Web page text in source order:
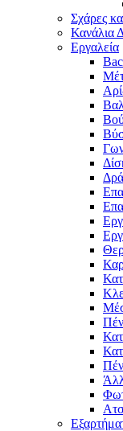
Σχάρες
Κανάλια
Εργαλεία